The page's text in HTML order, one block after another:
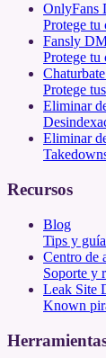
OnlyFans
Protege tu
Fansly
Protege tu
Protege
Eliminar
Eliminar
Recursos
Blog
Tips y
Centro de
Soporte y
Leak Site
Known